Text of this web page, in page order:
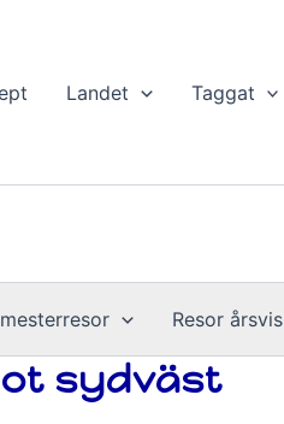
Landet Taggat
Resor årsvis
sydväst